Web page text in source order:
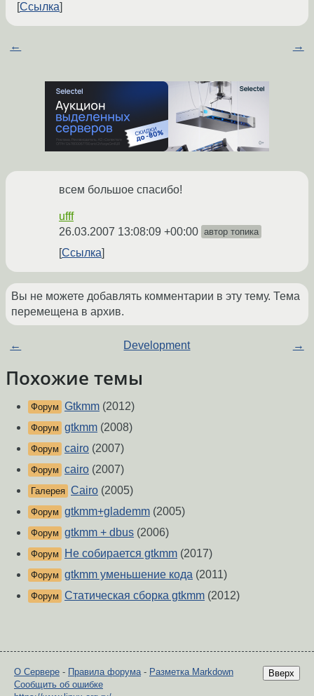
Ссылка
← →
всем большое спасибо!
ufff
26.03.2007 13:08:09 +00:00 автор топика
Ссылка
Вы не можете добавлять комментарии в эту тему. Тема
перемещена в архив.
← Development →
Похожие темы
Форум Gtkmm (2012)
Форум gtkmm (2008)
Форум cairo (2007)
Форум cairo (2007)
Галерея Cairo (2005)
Форум gtkmm+glademm (2005)
Форум gtkmm + dbus (2006)
Форум Не собирается gtkmm (2017)
Форум gtkmm уменьшение кода (2011)
Форум Статическая сборка gtkmm (2012)
Вверх
О Сервере - Правила форума- Разметка Markdown
Сообщить об ошибке